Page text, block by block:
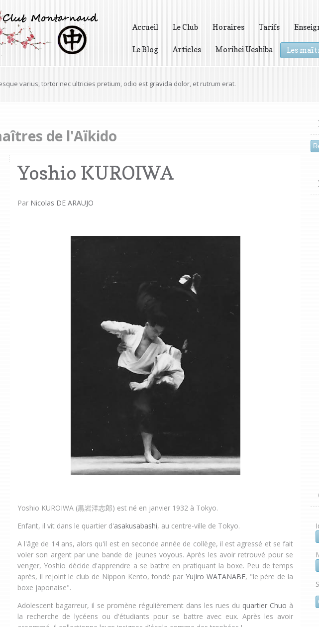
Accueil Le Club Horaires Tarifs
Le Blog Articles Morihei Ueshiba Les
dolor sit amet, consectetur adipiscing elit. Praesent faucibus semper.
de l'Aïkido
Yoshio KUROIWA
Par Nicolas DE ARAUJO
Yoshio KUROIWA (黒岩洋志郎) est né en janvier 1932 à Tokyo.
Enfant, il vit dans le quartier d'asakusabashi, au centre-ville de Tokyo.
A l'âge de 14 ans, alors qu'il est en seconde année de collège, il est agressé et se fait
voler son argent par une bande de jeunes voyous. Après les avoir retrouvé pour se
venger, Yoshio décide d'apprendre a se battre en pratiquant la boxe. Peu de temps
après, il rejoint le club de Nippon Kento, fondé par Yujiro WATANABE, "le père de la
boxe japonaise".
Adolescent bagarreur, il se promène régulièrement dans les rues du quartier Chuo à
la recherche de lycéens ou d'étudiants pour se battre avec eux. Après les avoir